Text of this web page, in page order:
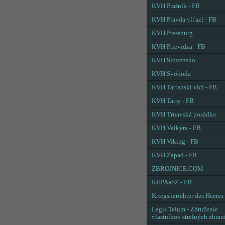
KVH Prašník - FB
KVH Pravda víťazí - FB
KVH Pressburg
KVH Prievidza - FB
KVH Slovensko
KVH Svoboda
KVH Tatranskí vlci - FB
KVH Tatry - FB
KVH Trnavská posádka
KVH Valkýra - FB
KVH Viking - FB
KVH Západ - FB
ZBROJNICE.COM
KHPAaSZ - FB
Kriegsberichter des Heeres
Legis Telum - Združenie
vlastníkov strelných